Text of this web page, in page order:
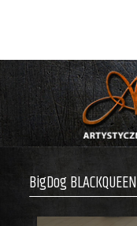
BigDog BLACKQUEEN